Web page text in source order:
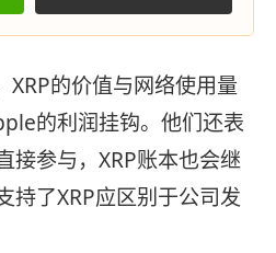
XRP的价值与网络使用量
的利润挂钩。他们还表
接参与，XRP账本也会继
持了XRP应区别于公司发